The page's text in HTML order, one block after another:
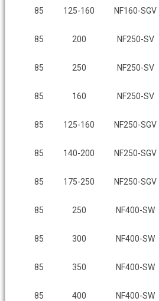
85 125-160 NF160-SGV
85 200 NF250-SV
85 250 NF250-SV
85 160 NF250-SV
85 125-160 NF250-SGV
85 140-200 NF250-SGV
85 175-250 NF250-SGV
85 250 NF400-SW
85 300 NF400-SW
85 350 NF400-SW
85 400 NF400-SW